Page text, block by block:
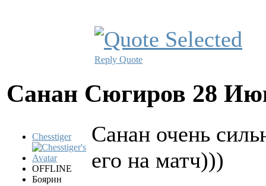
Reply Quote
Санан Сюгиров 28
Chesstiger
OFFLINE
Боярин
Санан очень
его на матч)))